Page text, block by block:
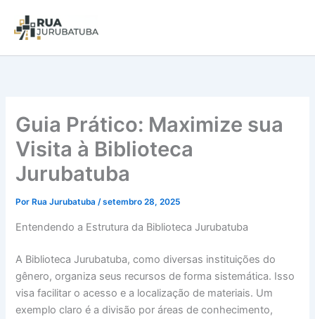
Guia Prático: Maximize sua
Visita à Biblioteca
Jurubatuba
Por Rua Jurubatuba/setembro 28, 2025
Entendendo a Estrutura da Biblioteca Jurubatuba
A Biblioteca Jurubatuba, como diversas instituições do
gênero, organiza seus recursos de forma sistemática. Isso
visa facilitar o acesso e a localização de materiais. Um
exemplo claro é a divisão por áreas de conhecimento,